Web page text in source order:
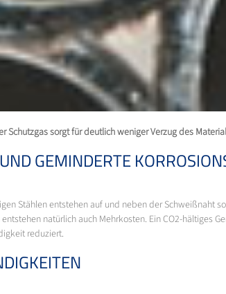
Schutzgas sorgt für deutlich weniger Verzug des
GEMINDERTE
Stählen entstehen auf und neben der
natürlich auch Mehrkosten. Ein CO2-hältiges
reduziert.